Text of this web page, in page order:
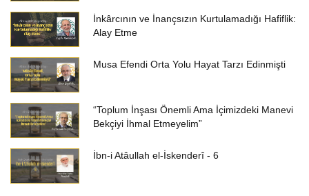
İnkârcının ve İnançsızın Kurtulamadığı Hafiflik:
Alay Etme
Musa Efendi Orta Yolu Hayat Tarzı Edinmişti
“Toplum İnşası Önemli Ama İçimizdeki Manevi
Bekçiyi İhmal Etmeyelim”
İbn-i Atâullah el-İskenderî - 6